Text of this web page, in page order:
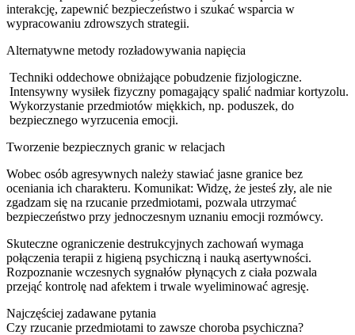
interakcję, zapewnić bezpieczeństwo i szukać wsparcia w
wypracowaniu zdrowszych strategii.
Alternatywne metody rozładowywania napięcia
Techniki oddechowe obniżające pobudzenie fizjologiczne.
Intensywny wysiłek fizyczny pomagający spalić nadmiar kortyzolu.
Wykorzystanie przedmiotów miękkich, np. poduszek, do
bezpiecznego wyrzucenia emocji.
Tworzenie bezpiecznych granic w relacjach
Wobec osób agresywnych należy stawiać jasne granice bez
oceniania ich charakteru. Komunikat: Widzę, że jesteś zły, ale nie
zgadzam się na rzucanie przedmiotami, pozwala utrzymać
bezpieczeństwo przy jednoczesnym uznaniu emocji rozmówcy.
Skuteczne ograniczenie destrukcyjnych zachowań wymaga
połączenia terapii z higieną psychiczną i nauką asertywności.
Rozpoznanie wczesnych sygnałów płynących z ciała pozwala
przejąć kontrolę nad afektem i trwale wyeliminować agresję.
Najczęściej zadawane pytania
Czy rzucanie przedmiotami to zawsze choroba psychiczna?